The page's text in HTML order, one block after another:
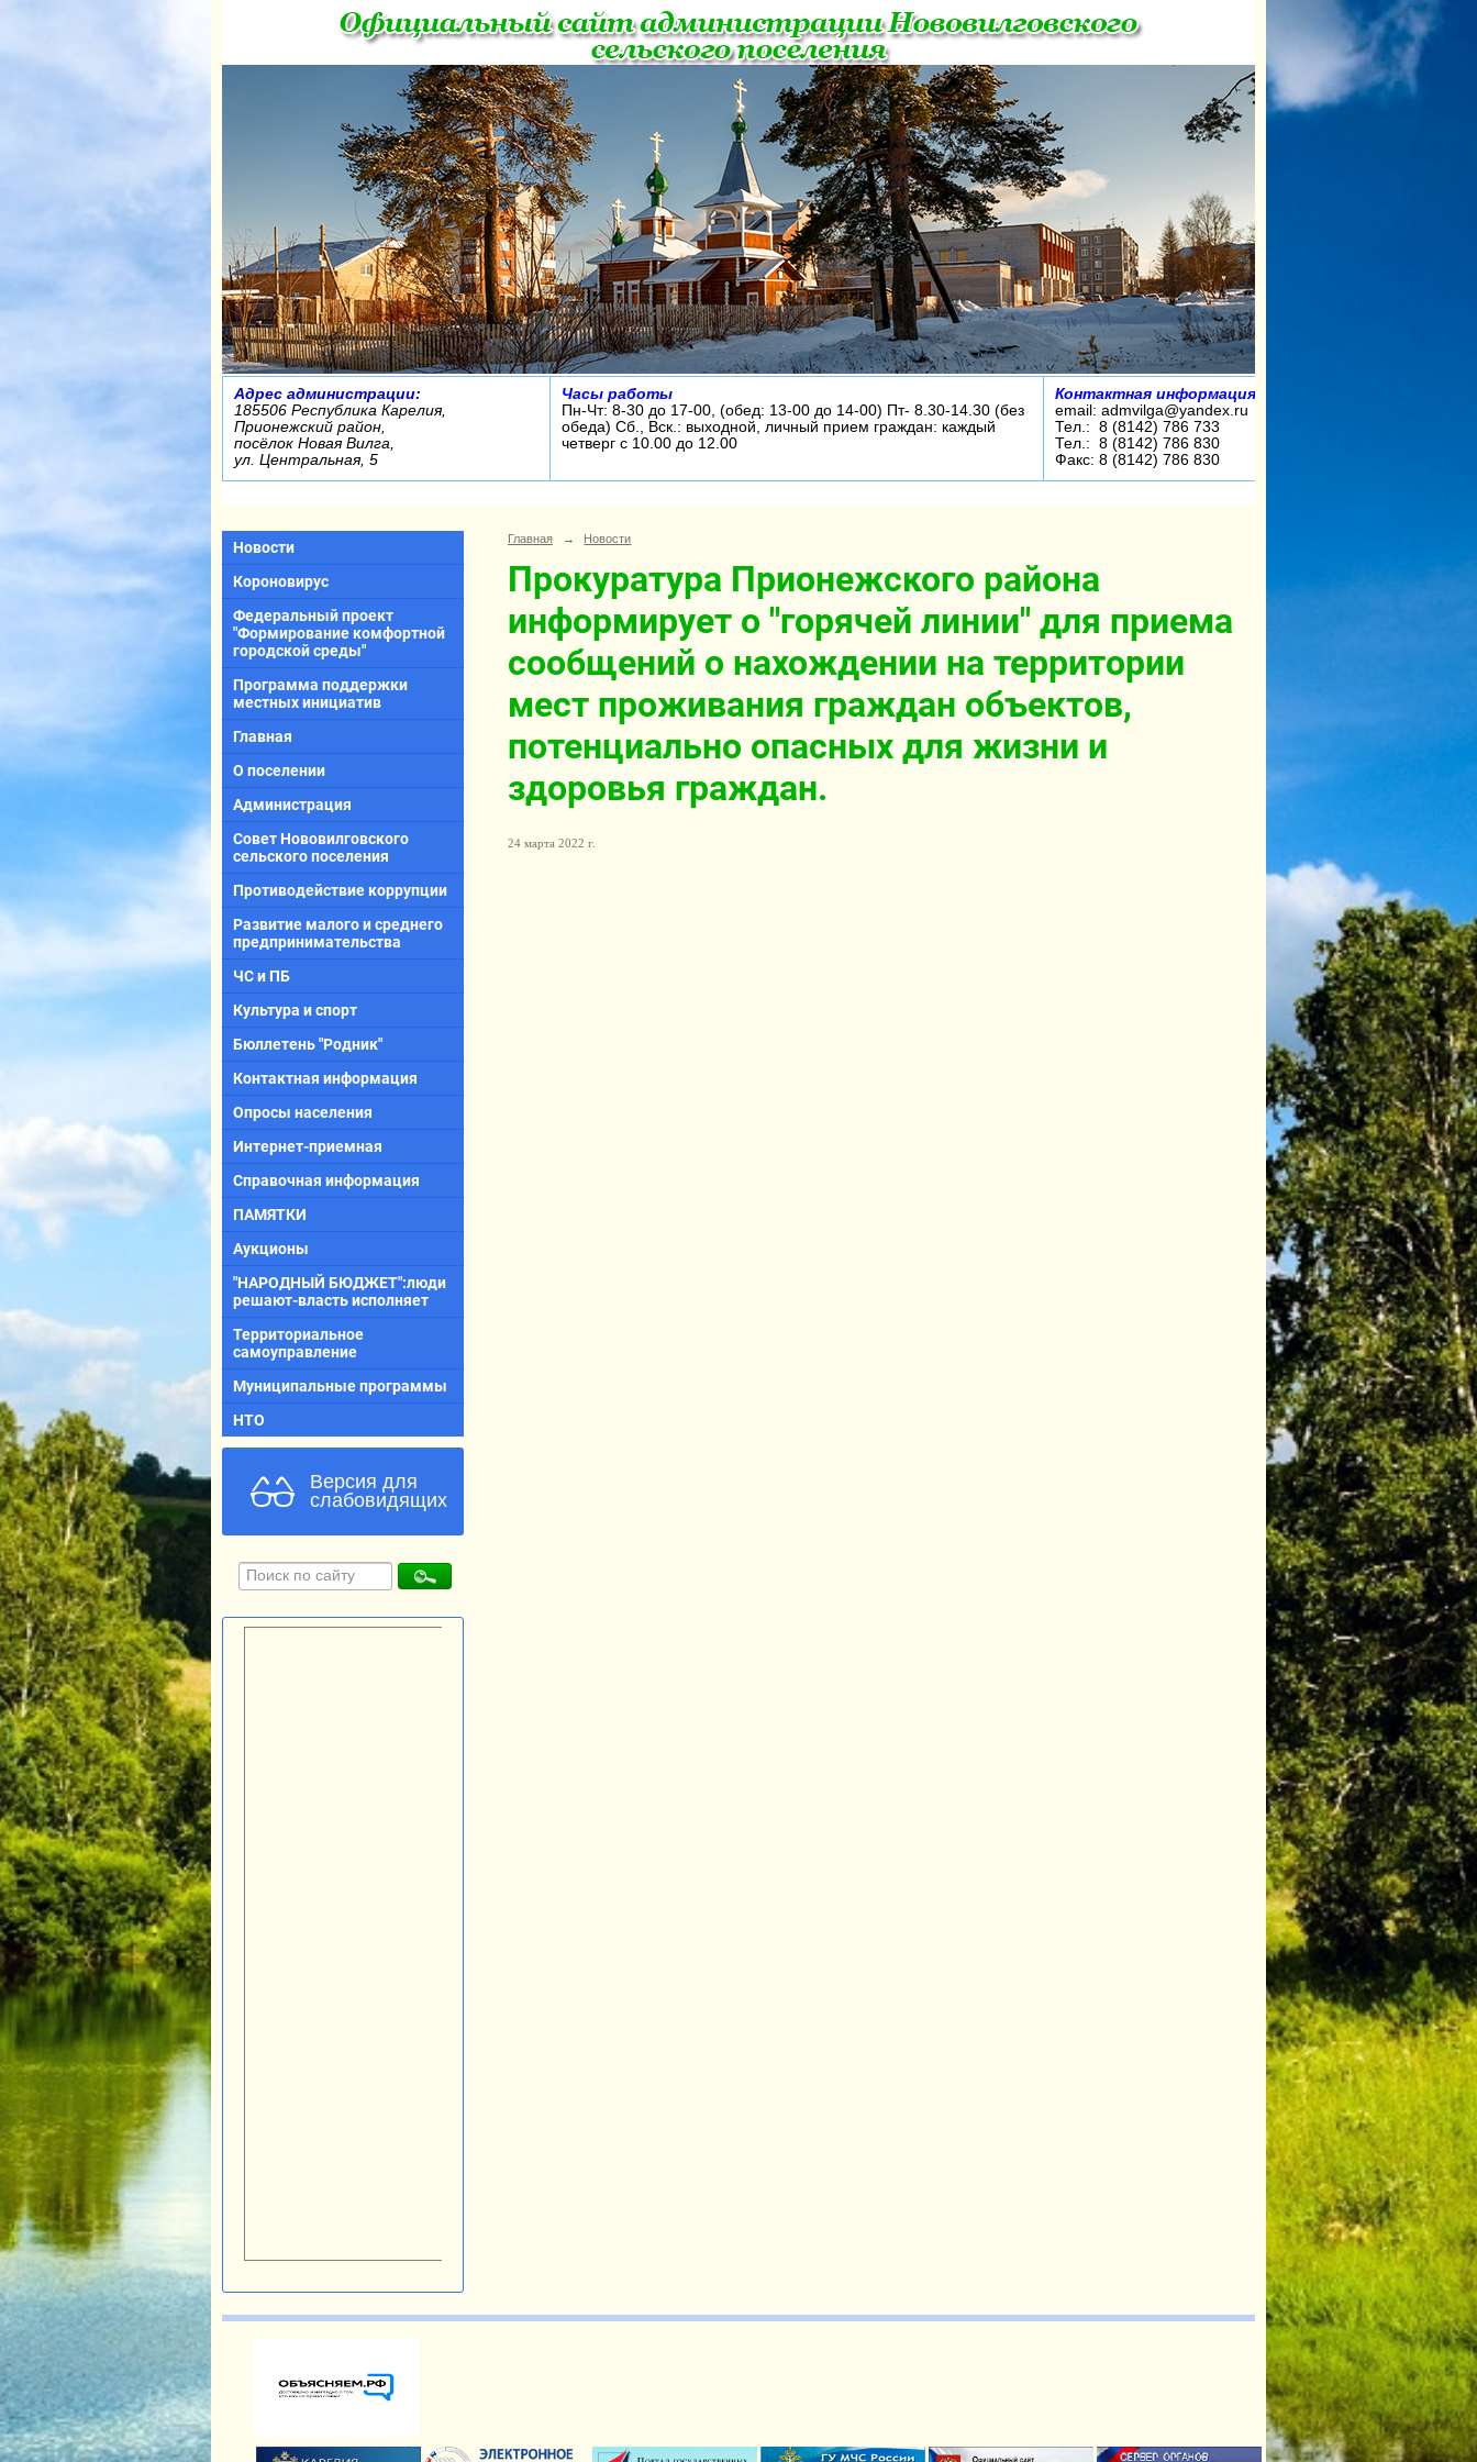
Адрес администрации:
185506 Республика Карелия,
Прионежский район,
посёлок Новая Вилга,
ул. Центральная, 5
Часы работы
Пн-Чт: 8-30 до 17-00, (обед: 13-00 до 14-00) Пт- 8.30-14.30 (без
обеда) Сб., Вск.: выходной, личный прием граждан: каждый
четверг с 10.00 до 12.00
Контактная информация:
email: admvilga@yandex.ru
Тел.: 8 (8142) 786 733
Тел.: 8 (8142) 786 830
Факс: 8 (8142) 786 830
Новости
Короновирус
Федеральный проект
"Формирование комфортной
городской среды"
Программа поддержки
местных инициатив
Главная
О поселении
Администрация
Совет Нововилговского
сельского поселения
Противодействие коррупции
Развитие малого и среднего
предпринимательства
ЧС и ПБ
Культура и спорт
Бюллетень "Родник"
Контактная информация
Опросы населения
Интернет-приемная
Справочная информация
ПАМЯТКИ
Аукционы
"НАРОДНЫЙ БЮДЖЕТ":люди
решают-власть исполняет
Территориальное
самоуправление
Муниципальные программы
НТО
Версия для
слабовидящих
Главная → Новости
Прокуратура Прионежского района
информирует о "горячей линии" для приема
сообщений о нахождении на территории
мест проживания граждан объектов,
потенциально опасных для жизни и
здоровья граждан.
24 марта 2022 г.